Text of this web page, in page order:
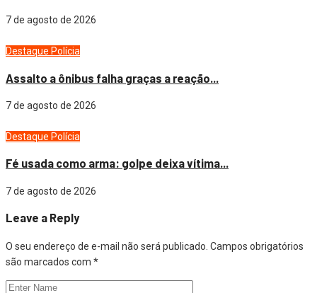
7 de agosto de 2026
Destaque Polícia
Assalto a ônibus falha graças a reação...
7 de agosto de 2026
Destaque Polícia
Fé usada como arma: golpe deixa vítima...
7 de agosto de 2026
Leave a Reply
O seu endereço de e-mail não será publicado. Campos obrigatórios
são marcados com *